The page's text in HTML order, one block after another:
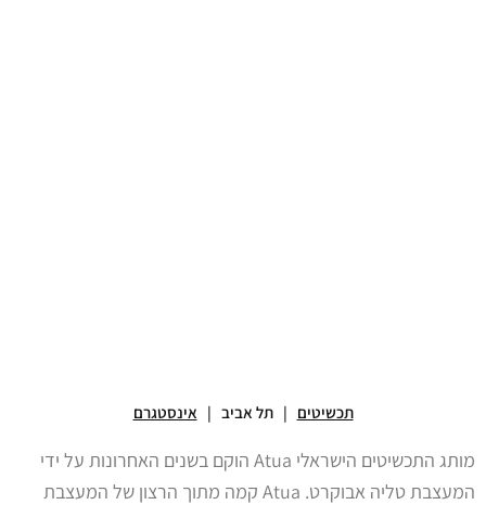
תכשיטים | תל אביב | אינסטגרם
מותג התכשיטים הישראלי Atua הוקם בשנים האחרונות על ידי
המעצבת טליה אבוקרט. Atua קמה מתוך הרצון של המעצבת